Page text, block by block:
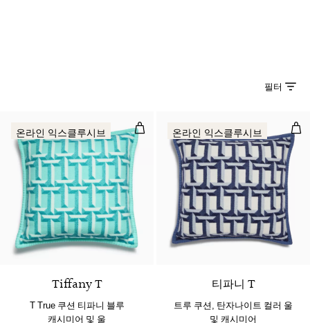
필터
T True 쿠션 티파니 블루 캐시미어
2 색상
온라인 익스클루시브
Tiffany T
T True 쿠션 티파니 블루
캐시미어 및 울
트
온라인 익스클루시브
티파니 T
트루 쿠션, 탄자나이트 컬러 울
및 캐시미어